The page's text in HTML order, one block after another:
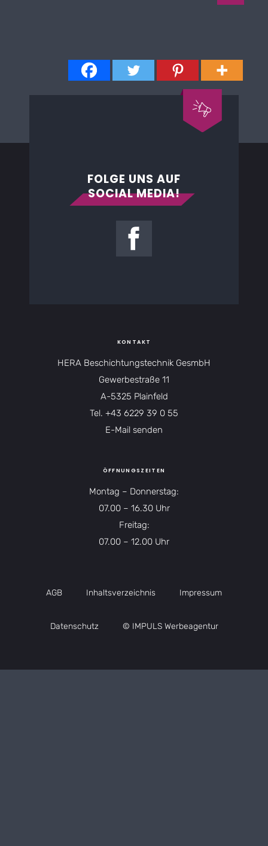
FOLGE UNS AUF
SOCIAL MEDIA!
KONTAKT
HERA Beschichtungstechnik GesmbH
Gewerbestraße 11
A-5325 Plainfeld
Tel. +43 6229 39 0 55
E-Mail senden
ÖFFNUNGSZEITEN
Montag – Donnerstag:
07.00 – 16.30 Uhr
Freitag:
07.00 – 12.00 Uhr
AGB Inhaltsverzeichnis Impressum
Datenschutz © IMPULS Werbeagentur